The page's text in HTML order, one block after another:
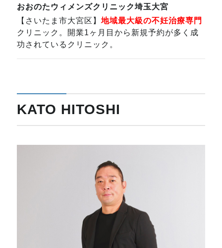
おおのたウィメンズクリニック埼玉大宮
【さいたま市大宮区】 地域最大級の不妊治療専門
クリニック。開業1ヶ月目から新規予約が多く成
功されているクリニック。
KATO HITOSHI